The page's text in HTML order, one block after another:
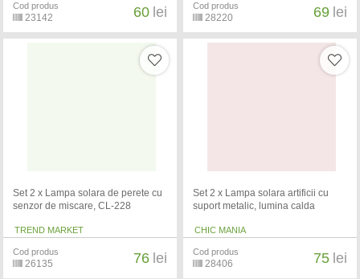
Cod produs
23142 60 lei Cod produs
28220 69 lei
Set 2 x Lampa solara de perete cu
senzor de miscare, CL-228
TREND MARKET
Cod produs
26135 76 lei
Set 2 x Lampa solara artificii cu
suport metalic, lumina calda
CHIC MANIA
Cod produs
28406 75 lei